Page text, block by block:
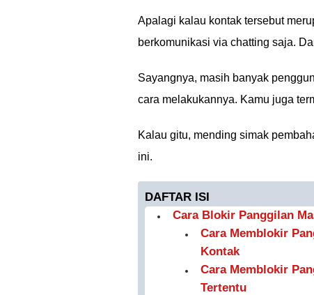
Apalagi kalau kontak tersebut
berkomunikasi via chatting saja.
Sayangnya, masih banyak
cara melakukannya. Kamu juga
Kalau gitu, mending simak
ini.
DAFTAR ISI
Cara Blokir Panggilan
Cara Memblokir
Kontak
Cara Memblokir
Tertentu